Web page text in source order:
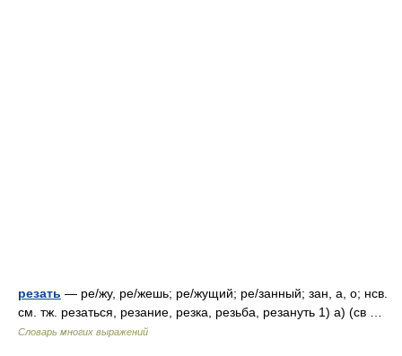
резать — ре/жу, ре/жешь; ре/жущий; ре/занный; зан, а, о; нсв.
см. тж. резаться, резание, резка, резьба, резануть 1) а) (св …
Словарь многих выражений